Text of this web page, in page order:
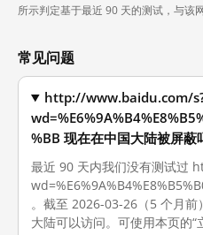
所示判定基于最近 90 天的测试，与该
常见问题
http://www.baidu.com/
%BB 现在在中国大陆被屏蔽
最近 90 天内我们没有测试过
。截至 2026-03-26（5 个月前
大陆可以访问。可使用本页的“